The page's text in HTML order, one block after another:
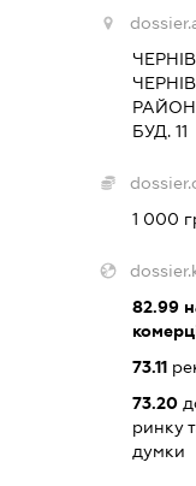
БУД. 11
1 000
82.99
73.11
73.20
ринку
думки